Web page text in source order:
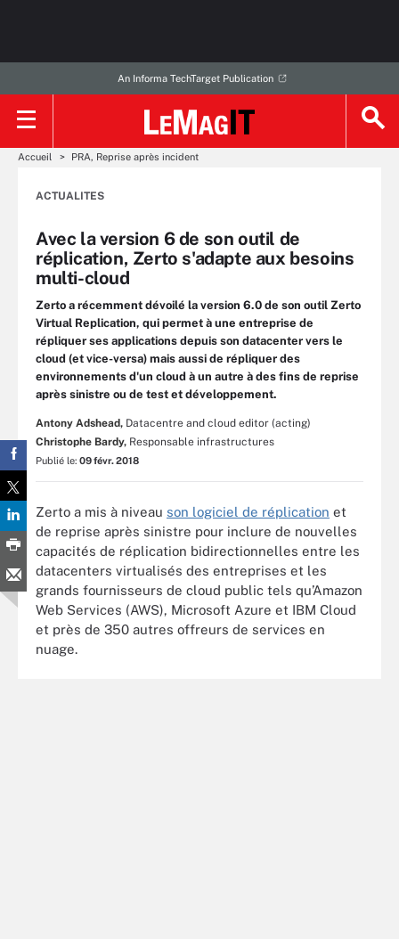
An Informa TechTarget Publication
Accueil PRA, Reprise après incident
ACTUALITES
Avec la version 6 de son outil de
réplication, Zerto s'adapte aux besoins
multi-cloud
Zerto a récemment dévoilé la version 6.0 de son outil Zerto
Virtual Replication, qui permet à une entreprise de
répliquer ses applications depuis son datacenter vers le
cloud (et vice-versa) mais aussi de répliquer des
environnements d'un cloud à un autre à des fins de reprise
après sinistre ou de test et développement.
Antony Adshead, Datacentre and cloud editor (acting)
Christophe Bardy, Responsable infrastructures
Publié le: 09 févr. 2018
Zerto a mis à niveau son logiciel de réplication et
de reprise après sinistre pour inclure de nouvelles
capacités de réplication bidirectionnelles entre les
datacenters virtualisés des entreprises et les
grands fournisseurs de cloud public tels qu’Amazon
Web Services (AWS), Microsoft Azure et IBM Cloud
et près de 350 autres offreurs de services en
nuage.